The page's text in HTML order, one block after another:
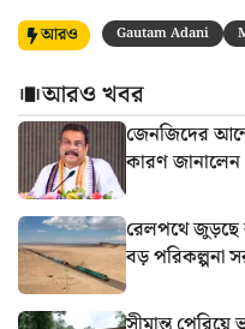
আরও Gautam Adani
আরও খবর
জেনজিদের
কারণ জানালেন
রেলপথে জুড়ছে
বড় পরিকল্পনা